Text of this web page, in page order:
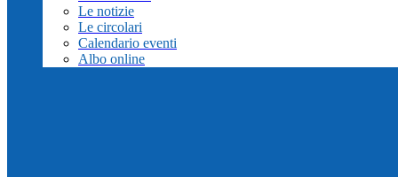
Le notizie
Le circolari
Calendario eventi
Albo online